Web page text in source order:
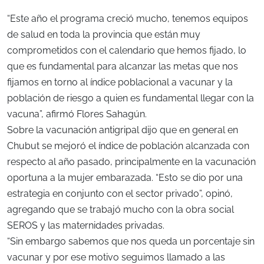
“Este año el programa creció mucho, tenemos equipos
de salud en toda la provincia que están muy
comprometidos con el calendario que hemos fijado, lo
que es fundamental para alcanzar las metas que nos
fijamos en torno al índice poblacional a vacunar y la
población de riesgo a quien es fundamental llegar con la
vacuna”, afirmó Flores Sahagún.
Sobre la vacunación antigripal dijo que en general en
Chubut se mejoró el índice de población alcanzada con
respecto al año pasado, principalmente en la vacunación
oportuna a la mujer embarazada. “Esto se dio por una
estrategia en conjunto con el sector privado”, opinó,
agregando que se trabajó mucho con la obra social
SEROS y las maternidades privadas.
“Sin embargo sabemos que nos queda un porcentaje sin
vacunar y por ese motivo seguimos llamado a las